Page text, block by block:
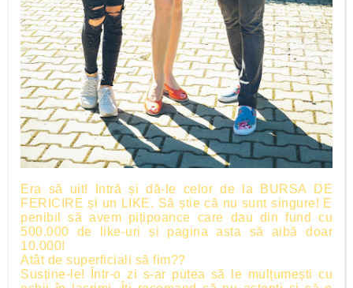
Era să uit! Intră și dă-le celor de la BURSA DE
FERICIRE și un LIKE. Să știe că nu sunt singure! E
penibil să avem pițipoance care dau din fund cu
500.000 de like-uri și pagina asta să aibă doar
10.000!
Atât de superficiali să fim??
Susține-le! Într-o zi s-ar putea să le mulțumești cu